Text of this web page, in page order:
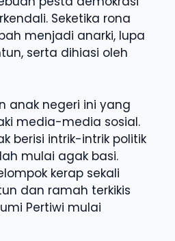
Seketika rona
menjadi anarki, lupa
serta dihiasi oleh
anak negeri ini yang
media-media sosial.
berisi intrik-intrik politik
mulai agak basi.
kerap sekali
dan ramah terkikis
Pertiwi mulai